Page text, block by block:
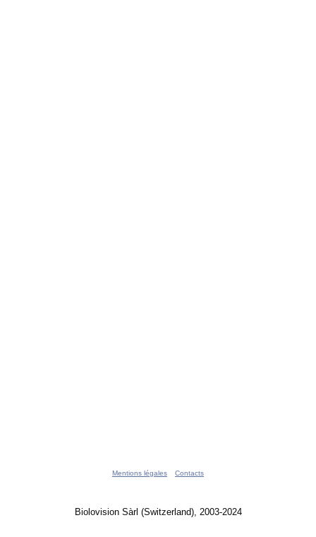
Mentions légales Contacts
Biolovision Sàrl (Switzerland), 2003-2024